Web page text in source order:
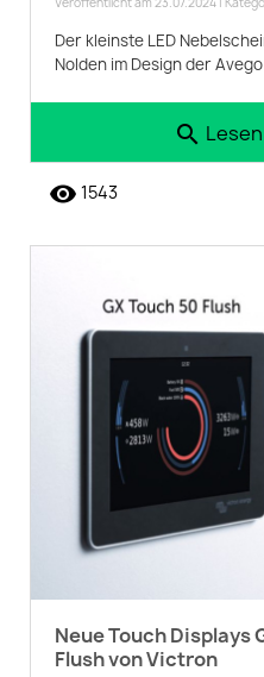
Der kleinste LED
Nolden im Design der
search
remove_red_eye 1543
Neue Touch Displays
Flush von Victron